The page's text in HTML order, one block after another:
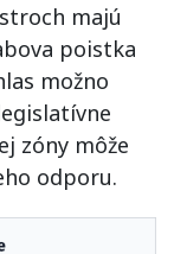
majú
poistka
možno
zóny môže
odporu.